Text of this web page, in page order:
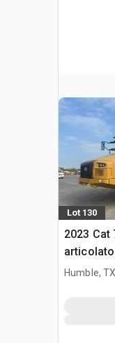
Lot 130
2023 Cat
articolato
Humble,